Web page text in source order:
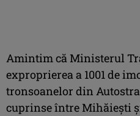
Amintim că Ministerul
exproprierea a 1001 de
tronsoanelor din
cuprinse între Mihăiești